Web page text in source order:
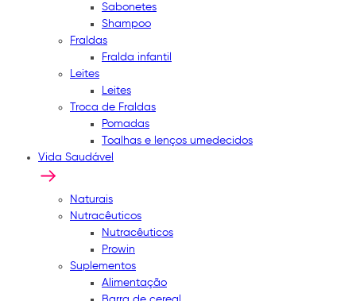
Sabonetes
Shampoo
Fraldas
Fralda infantil
Leites
Leites
Troca de Fraldas
Pomadas
Toalhas e lenços umedecidos
Vida Saudável
Naturais
Nutracêuticos
Nutracêuticos
Prowin
Suplementos
Alimentação